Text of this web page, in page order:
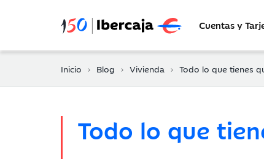
Cuentas y
Inicio Blog Vivienda Todo lo que tienes que saber sobre
Todo lo que